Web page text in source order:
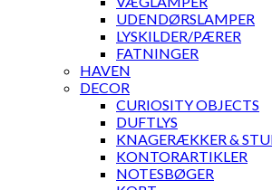
UDENDØRSLAMPER
LYSKILDER/PÆRER
FATNINGER
HAVEN
DECOR
CURIOSITY OBJECTS
DUFTLYS
KNAGERÆKKER &
KONTORARTIKLER
NOTESBØGER